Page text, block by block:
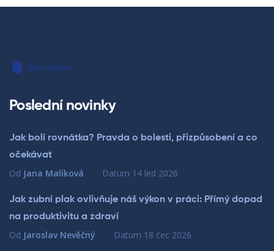
Poslední novinky
Jak bolí rovnátka? Pravda o bolesti, přizpůsobení a co
očekávat
Od Jana Malíková Datum 14 led 2026
Jak zubní plak ovlivňuje náš výkon v práci: Přímý dopad
na produktivitu a zdraví
Od Jaroslav Nevěčný Datum 18 čec 2026